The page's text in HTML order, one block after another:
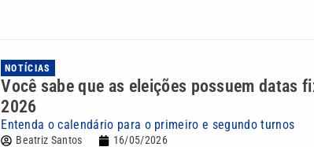
NOTÍCIAS
Você sabe que as eleições possuem datas
2026
Entenda o calendário para o primeiro e segundo turnos
Beatriz Santos 16/05/2026